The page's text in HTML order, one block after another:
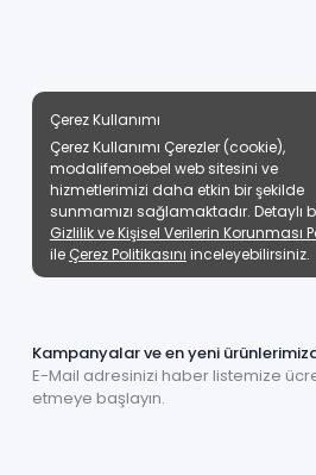
Kampanyalar ve en yeni
E-Mail adresinizi haber listemize
etmeye başlayın.
Çerez Kullanımı
Çerez Kullanımı Çerezler (cookie),
modalifemoebel web sitesini ve
hizmetlerimizi daha etkin bir şekilde
sunmamızı sağlamaktadır. Detaylı
Gizlilik ve Kişisel Verilerin Korunması
ile Çerez Politikasını inceleyebilirsiniz.